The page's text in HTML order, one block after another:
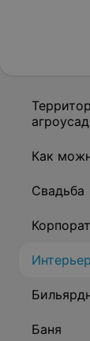
Как
Свадьба
Интерьер
Баня